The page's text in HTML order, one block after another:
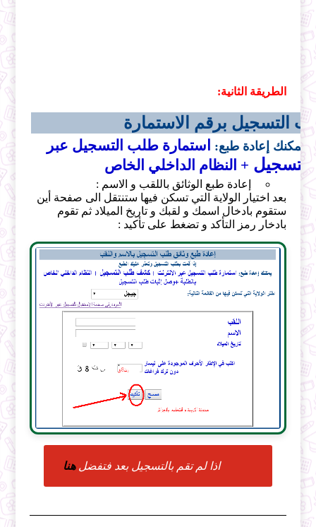
الطريقة الثانية:
التسجيل برقم الاستمارة
يمكنك إعادة طبع: استمارة طلب التسجيل عبر
+ النظام الداخلي الخاص
إعادة طبع الوثائق باللقب و الاسم :
بعد اختيار الولاية التي تسكن فيها ستنتقل الى صفحة أين
ستقوم بادخال اسمك و لقبك و تاريخ الميلاد ثم تقوم
بادخار رمز التأكد و تضغط على تأكيد :
اذا لم تقم بالتسجيل بعد فتفضلهنا